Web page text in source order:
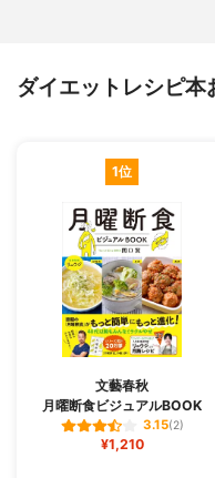
ダイエットレシピ
1位
文藝春秋
月曜断食ビジュアルBOOK
3.15(2)
¥1,210